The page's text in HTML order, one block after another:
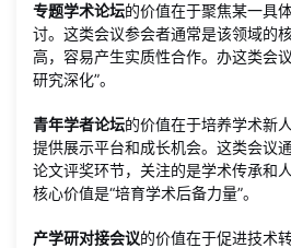
专题学术论坛的价值在于聚焦某一具
讨。这类会议参会者通常是该领域的
高，容易产生实质性合作。办这类会
研究深化”。
青年学者论坛的价值在于培养学术新
提供展示平台和成长机会。这类会议
论文评奖环节，关注的是学术传承和
核心价值是“培育学术后备力量”。
产学研对接会议的价值在于促进技术